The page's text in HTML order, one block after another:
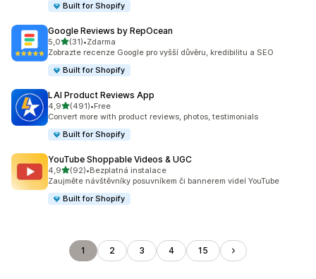
Built for Shopify
Google Reviews by RepOcean
5,0z 5 hvězd
(31)
Celkový počet recenzí: 31
•Zdarma
Zobrazte recenze Google pro vyšší důvěru, kredibilitu a SEO
Built for Shopify
LAI Product Reviews App
4,9z 5 hvězd
(491)
Celkový počet recenzí: 491
•Free
Convert more with product reviews, photos, testimonials
Built for Shopify
YouTube Shoppable Videos & UGC
4,9z 5 hvězd
(92)
Celkový počet recenzí: 92
•Bezplatná instalace
Zaujměte návštěvníky posuvníkem či bannerem videí YouTube
Built for Shopify
1 2 3 4 15